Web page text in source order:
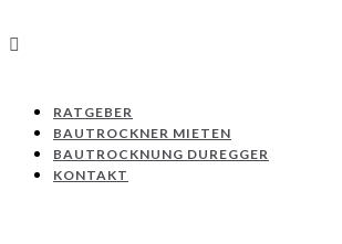
RATGEBER
BAUTROCKNER MIETEN
BAUTROCKNUNG DUREGGER
KONTAKT